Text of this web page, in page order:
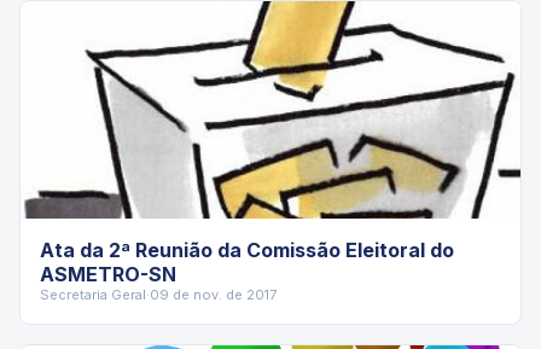
Ata da 2ª Reunião da Comissão Eleitoral do
ASMETRO-SN
Secretaria Geral·09 de nov. de 2017